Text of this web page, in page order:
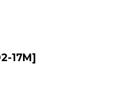
17M]